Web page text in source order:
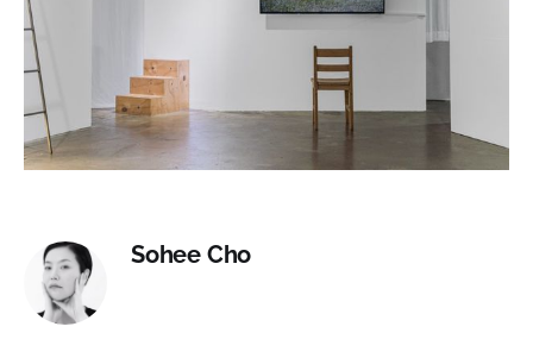
Sohee Cho